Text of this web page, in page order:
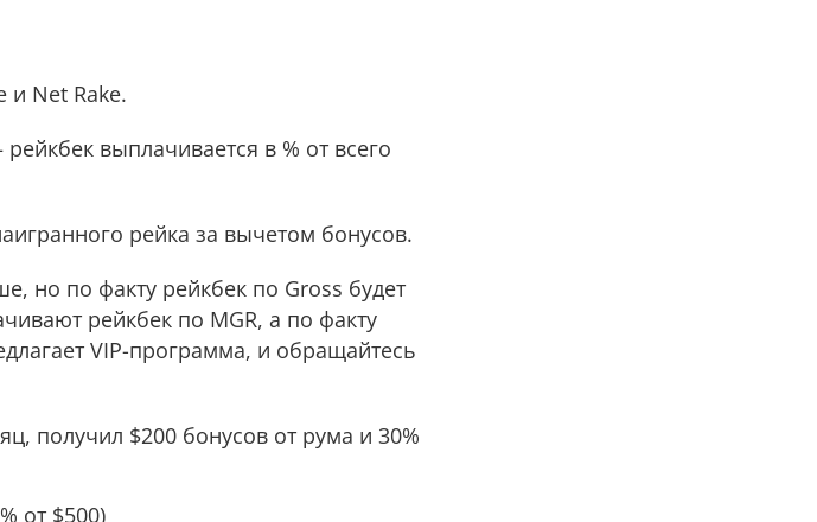
и Net Rake.
выплачивается в % от всего
рейка за вычетом бонусов.
но по факту рейкбек по Gross будет
рейкбек по MGR, а по факту
VIP-программа, и обращайтесь
получил $200 бонусов от рума и 30%
от $500)